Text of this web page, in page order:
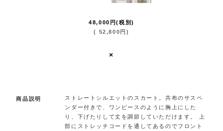
48,000 円(税別)
( 52,800 円 )
×
商品説明
ストレートシルエットのスカート。共布のサスペ
ンダー付きで、ワンピースのように胸上にした
り、下げたりして丈を調節していただけます。 上
部にストレッチコードを通してあるのでフロント